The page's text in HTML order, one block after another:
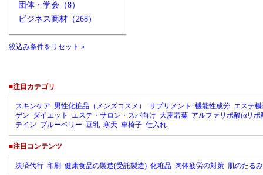
団体・学会（8）
ビジネス商材（268）
絞込み条件をリセット »
■注目カテゴリ
スキンケア 男性化粧品（メンズコスメ） サプリメント 機能性成分 エステ
ゲン ダイエット エステ・サロン・スパ向け 大麦若葉 アルファリポ酸(αリポ
テイン ブルーベリー 豆乳 寒天 車椅子 仕入れ
■注目コンテンツ
決済代行 印刷 健康食品の製造(受託製造) 化粧品 肉体疲労の対策 肌のたる